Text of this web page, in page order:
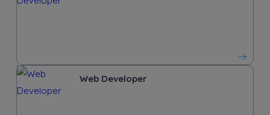
Web Developer